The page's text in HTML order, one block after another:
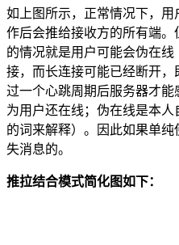
如上图所示，正常情况下，
作后会推给接收方的所有端
的情况就是用户可能会伪在
接，而长连接可能已经断开
过一个心跳周期后服务器才
为用户还在线；伪在线是本
的词来解释）。因此如果单
失消息的。
推拉结合模式简化图如下：